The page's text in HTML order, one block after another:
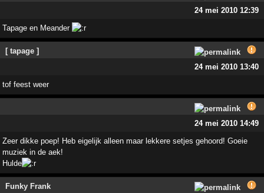
24 mei 2010 12:39
Tapage en Meander
[ tapage ]
24 mei 2010 13:40
tof feest weer
24 mei 2010 14:49
Zeer dikke poep! Heb eigelijk alleen maar lekkere setjes gehoord! Goeie
muziek in de aek!
Hulde
Funky Frank